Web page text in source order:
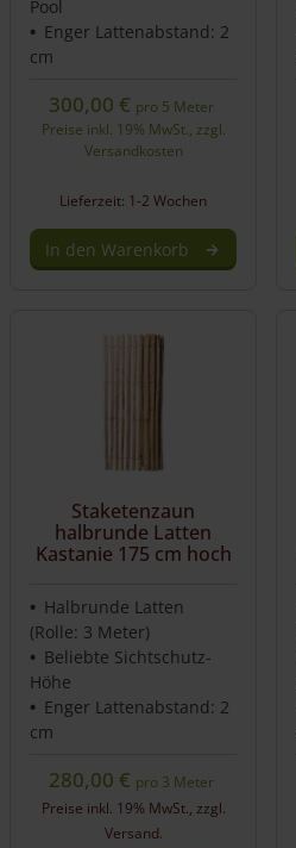
Pool
Enger Lattenabstand: 2
cm
300,00 € pro 5 Meter
Preise inkl. 19% MwSt., zzgl.
Versandkosten
Lieferzeit: 1-2 Wochen
In den Warenkorb
Staketenzaun
halbrunde Latten
Kastanie 175 cm hoch
Halbrunde Latten
(Rolle: 3 Meter)
Beliebte Sichtschutz-
Höhe
Enger Lattenabstand: 2
cm
280,00 € pro 3 Meter
Preise inkl. 19% MwSt., zzgl.
Versand.